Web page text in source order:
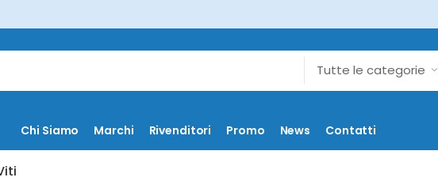
Chi Siamo Marchi Rivenditori Promo News Contatti